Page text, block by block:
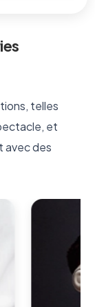
telles
et
avec des